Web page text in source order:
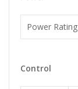
Power Rating
Control